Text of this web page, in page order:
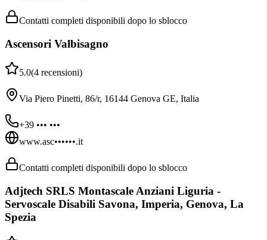
Contatti completi disponibili dopo lo sblocco
Ascensori Valbisagno
5.0(4 recensioni)
Via Piero Pinetti, 86/r, 16144 Genova GE, Italia
+39 ••• •••
www.asc••••••.it
Contatti completi disponibili dopo lo sblocco
Adjtech SRLS Montascale Anziani Liguria -
Servoscale Disabili Savona, Imperia, Genova, La
Spezia